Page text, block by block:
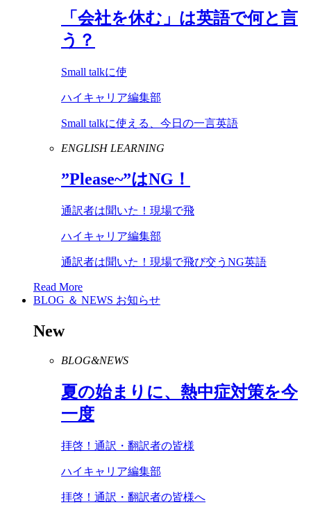
「会社を休む」は英語で何と言
う？
Small talkに使
ハイキャリア編集部
Small talkに使える、今日の一言英語
ENGLISH LEARNING
”Please~”はNG ！
通訳者は聞いた！現場で飛
ハイキャリア編集部
通訳者は聞いた！現場で飛び交うNG英語
Read More
BLOG ＆ NEWS お知らせ
New
BLOG&NEWS
夏の始まりに、熱中症対策を今
一度
拝啓！通訳・翻訳者の皆様
ハイキャリア編集部
拝啓！通訳・翻訳者の皆様へ